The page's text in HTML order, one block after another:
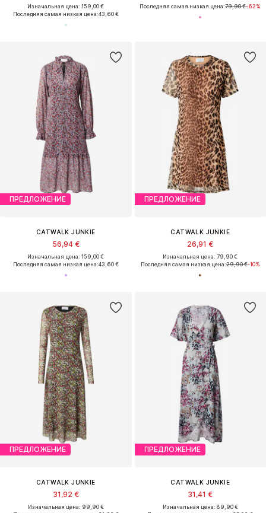
Изначальная цена: 159,00 €
Последняя самая низкая цена:43,60 €
Последняя самая низкая цена:79,90 €-62%
ПРЕДЛОЖЕНИЕ
CATWALK JUNKIE
56,94 €
Изначальная цена: 159,00 €
Последняя самая низкая цена:43,60 €
ПРЕДЛОЖЕНИЕ
CATWALK JUNKIE
26,91 €
Изначальная цена: 79,90 €
Последняя самая низкая цена:29,90 €-10%
ПРЕДЛОЖЕНИЕ
CATWALK JUNKIE
31,92 €
Изначальная цена: 99,90 €
ПРЕДЛОЖЕНИЕ
CATWALK JUNKIE
31,41 €
Изначальная цена: 89,90 €